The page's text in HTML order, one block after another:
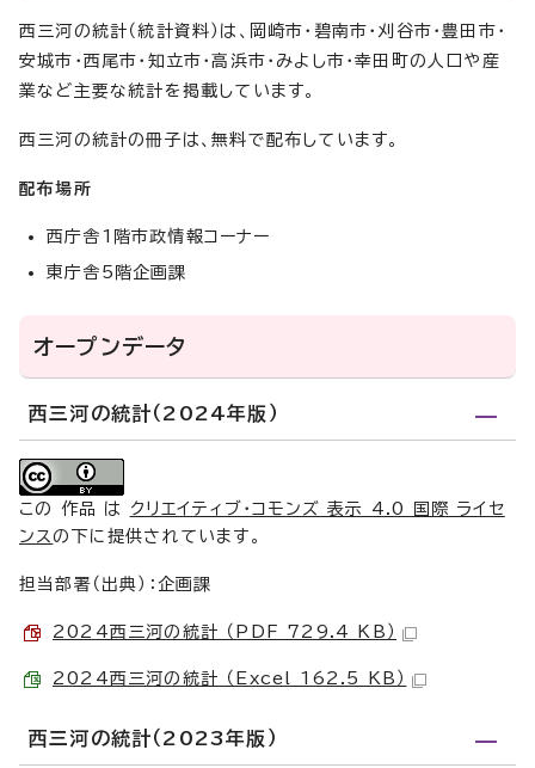
西三河の統計（統計資料）は、岡崎市・碧南市・刈谷市・豊田市・
安城市・西尾市・知立市・高浜市・みよし市・幸田町の人口や産
業など主要な統計を掲載しています。
西三河の統計の冊子は、無料で配布しています。
配布場所
西庁舎1階市政情報コーナー
東庁舎5階企画課
オープンデータ
西三河の統計（2024年版）
この 作品 は クリエイティブ・コモンズ 表示 4.0 国際 ライセ
ンスの下に提供されています。
担当部署（出典）：企画課
2024西三河の統計 （PDF 729.4 KB）
2024西三河の統計 （Excel 162.5 KB）
西三河の統計（2023年版）